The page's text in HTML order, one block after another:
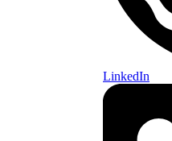
LinkedIn